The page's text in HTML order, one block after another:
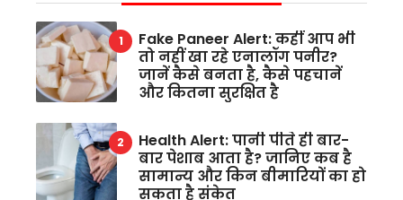
Fake Paneer Alert: कहीं आप भी
तो नहीं खा रहे एनालॉग पनीर?
जानें कैसे बनता है, कैसे पहचानें
और कितना सुरक्षित है
Health Alert: पानी पीते ही बार-
बार पेशाब आता है? जानिए कब है
सामान्य और किन बीमारियों का हो
सकता है संकेत